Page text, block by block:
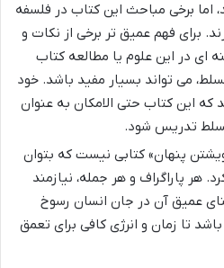
اما برخی مباحث این کتاب در فلسفه
برای فهم عمیق تر برخی از نکات و
ای در این علوم یا مطالعه کتاب
می تواند بسیار مفید باشد. خود
که این کتاب حتی الامکان به عنوان
تدریس شود.
پنهان» کتابی نیست که بتوان
هر پاراگراف و هر جمله، نیازمند
عمیق آن در جان انسان رسوخ
تا زمان و انرژی کافی برای تعمق